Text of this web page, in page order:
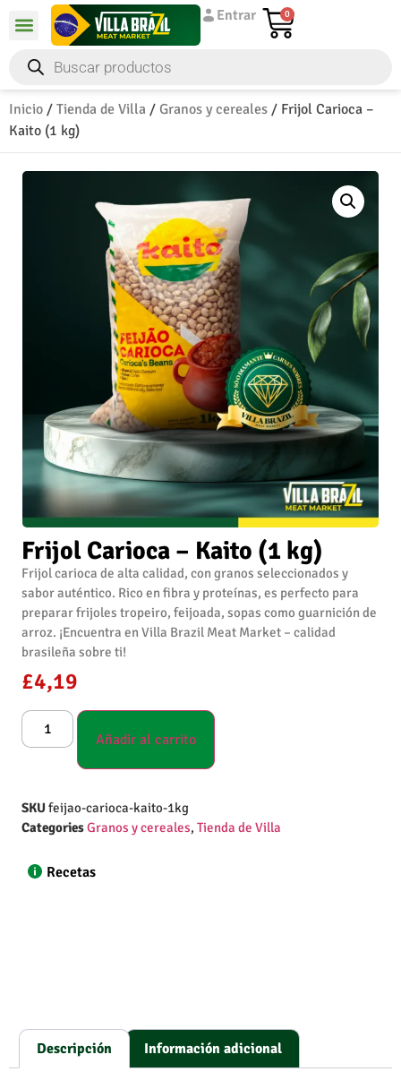
Entrar 0
Inicio / Tienda de Villa / Granos y cereales / Frijol Carioca –
Kaito (1 kg)
Frijol Carioca – Kaito (1 kg)
Frijol carioca de alta calidad, con granos seleccionados y
sabor auténtico. Rico en fibra y proteínas, es perfecto para
preparar frijoles tropeiro, feijoada, sopas como guarnición de
arroz. ¡Encuentra en Villa Brazil Meat Market – calidad
brasileña sobre ti!
£4,19
Añadir al carrito
SKU feijao-carioca-kaito-1kg
CategoriesGranos y cereales, Tienda de Villa
Recetas
Descripción Información adicional